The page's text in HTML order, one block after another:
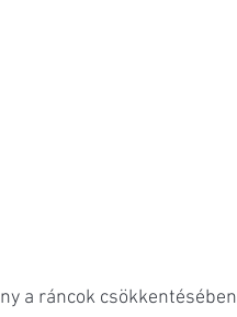
a ráncok csökkentésében